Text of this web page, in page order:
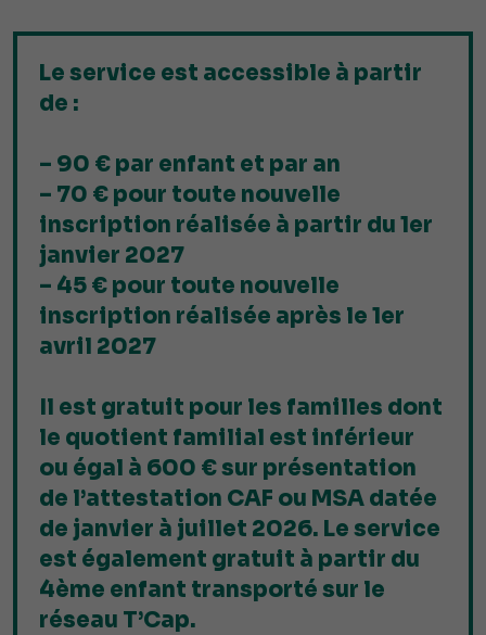
Le service est accessible à partir
de :
– 90 € par enfant et par an
– 70 € pour toute nouvelle
inscription réalisée à partir du 1er
janvier 2027
– 45 € pour toute nouvelle
inscription réalisée après le 1er
avril 2027
Il est gratuit pour les familles dont
le quotient familial est inférieur
ou égal à 600 € sur présentation
de l’attestation CAF ou MSA datée
de janvier à juillet 2026. Le service
est également gratuit à partir du
4ème enfant transporté sur le
réseau T’Cap.